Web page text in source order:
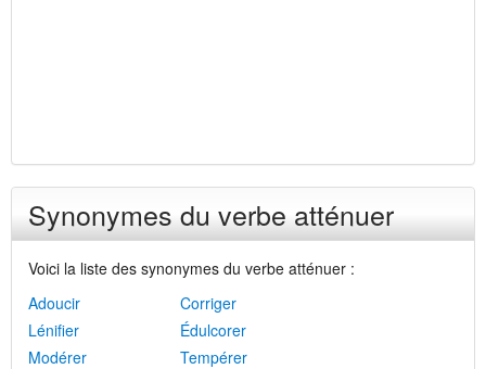
Synonymes du verbe atténuer
Voici la liste des synonymes du verbe atténuer :
Adoucir
Corriger
Lénifier
Édulcorer
Modérer
Tempérer